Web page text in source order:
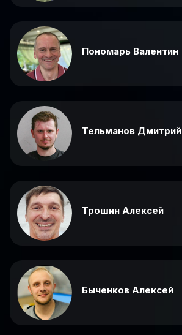
Пономарь Валентин
Тельманов Дмитрий
Трошин Алексей
Быченков Алексей